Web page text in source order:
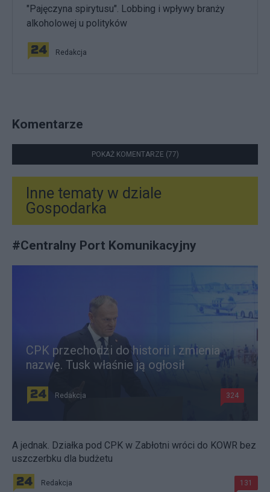
"Pajęczyna spirytusu". Lobbing i wpływy branży
alkoholowej u polityków
Redakcja
Komentarze
POKAŻ KOMENTARZE (77)
Inne tematy w dziale
Gospodarka
#Centralny Port Komunikacyjny
CPK przechodzi do historii i zmienia
nazwę. Tusk właśnie ją ogłosił
Redakcja 324
A jednak. Działka pod CPK w Zabłotni wróci do KOWR bez
uszczerbku dla budżetu
Redakcja 131